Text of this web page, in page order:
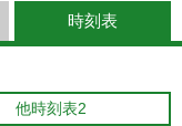
時刻表
他時刻表2